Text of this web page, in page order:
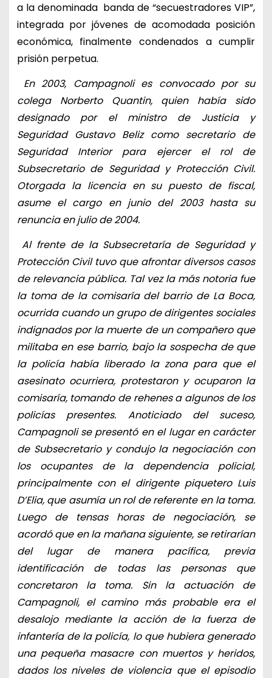
a la denominada banda de “secuestradores VIP”,
integrada por jóvenes de acomodada posición
económica, finalmente condenados a cumplir
prisión perpetua.
En 2003, Campagnoli es convocado por su
colega Norberto Quantin, quien había sido
designado por el ministro de Justicia y
Seguridad Gustavo Beliz como secretario de
Seguridad Interior para ejercer el rol de
Subsecretario de Seguridad y Protección Civil.
Otorgada la licencia en su puesto de fiscal,
asume el cargo en junio del 2003 hasta su
renuncia en julio de 2004.
Al frente de la Subsecretaría de Seguridad y
Protección Civil tuvo que afrontar diversos casos
de relevancia pública. Tal vez la más notoria fue
la toma de la comisaría del barrio de La Boca,
ocurrida cuando un grupo de dirigentes sociales
indignados por la muerte de un compañero que
militaba en ese barrio, bajo la sospecha de que
la policía había liberado la zona para que el
asesinato ocurriera, protestaron y ocuparon la
comisaría, tomando de rehenes a algunos de los
policías presentes. Anoticiado del suceso,
Campagnoli se presentó en el lugar en carácter
de Subsecretario y condujo la negociación con
los ocupantes de la dependencia policial,
principalmente con el dirigente piquetero Luis
D’Elia, que asumía un rol de referente en la toma.
Luego de tensas horas de negociación, se
acordó que en la mañana siguiente, se retirarían
del lugar de manera pacífica, previa
identificación de todas las personas que
concretaron la toma. Sin la actuación de
Campagnoli, el camino más probable era el
desalojo mediante la acción de la fuerza de
infantería de la policía, lo que hubiera generado
una pequeña masacre con muertos y heridos,
dados los niveles de violencia que el episodio